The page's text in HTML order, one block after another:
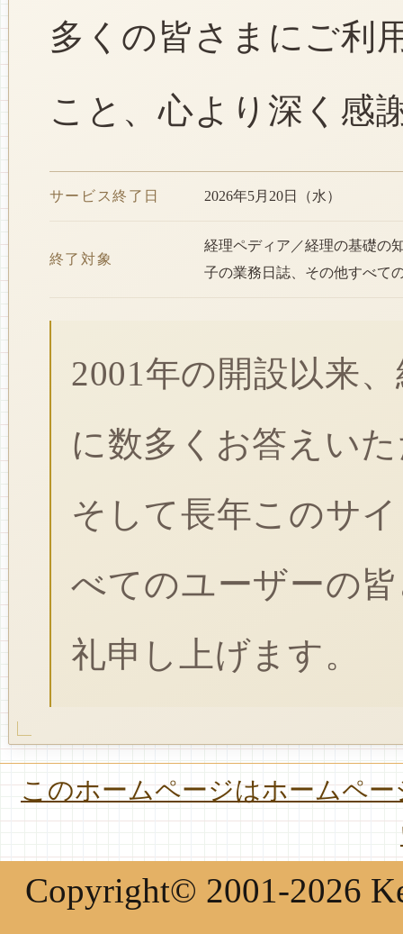
多くの皆さまにご利
こと、心より深く感
サービス終了日 2026年5月20日（水）
終了対象
経理ペディア／経理の基礎の
子の業務日誌、その他すべて
2001年の開設以来
に数多くお答えい
そして長年このサ
べてのユーザーの
礼申し上げます。
このホームページはホームペ
Copyright© 2001-2026